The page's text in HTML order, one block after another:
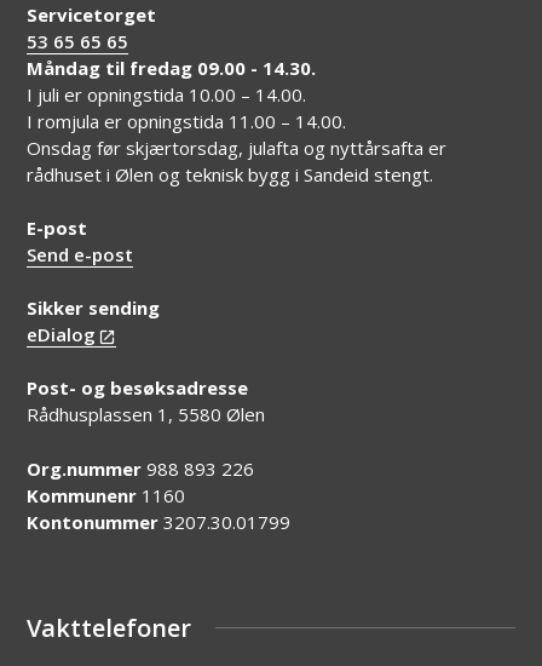
Servicetorget
53 65 65 65
Måndag til fredag 09.00 - 14.30.
I juli er opningstida 10.00 – 14.00.
I romjula er opningstida 11.00 – 14.00.
Onsdag før skjærtorsdag, julafta og nyttårsafta er
rådhuset i Ølen og teknisk bygg i Sandeid stengt.
E-post
Send e-post
Sikker sending
eDialog
Post- og besøksadresse
Rådhusplassen 1, 5580 Ølen
Org.nummer988 893 226
Kommunenr 1160
Kontonummer3207.30.01799
Vakttelefoner